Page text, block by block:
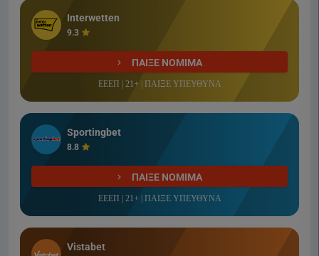
Interwetten
9.3
ΠΑΙΞΕ ΝΟΜΙΜΑ
ΕΕΕΠ | 21+ | ΠΑΙΞΕ ΥΠΕΥΘΥΝΑ
Sportingbet
8.8
ΠΑΙΞΕ ΝΟΜΙΜΑ
ΕΕΕΠ | 21+ | ΠΑΙΞΕ ΥΠΕΥΘΥΝΑ
Vistabet